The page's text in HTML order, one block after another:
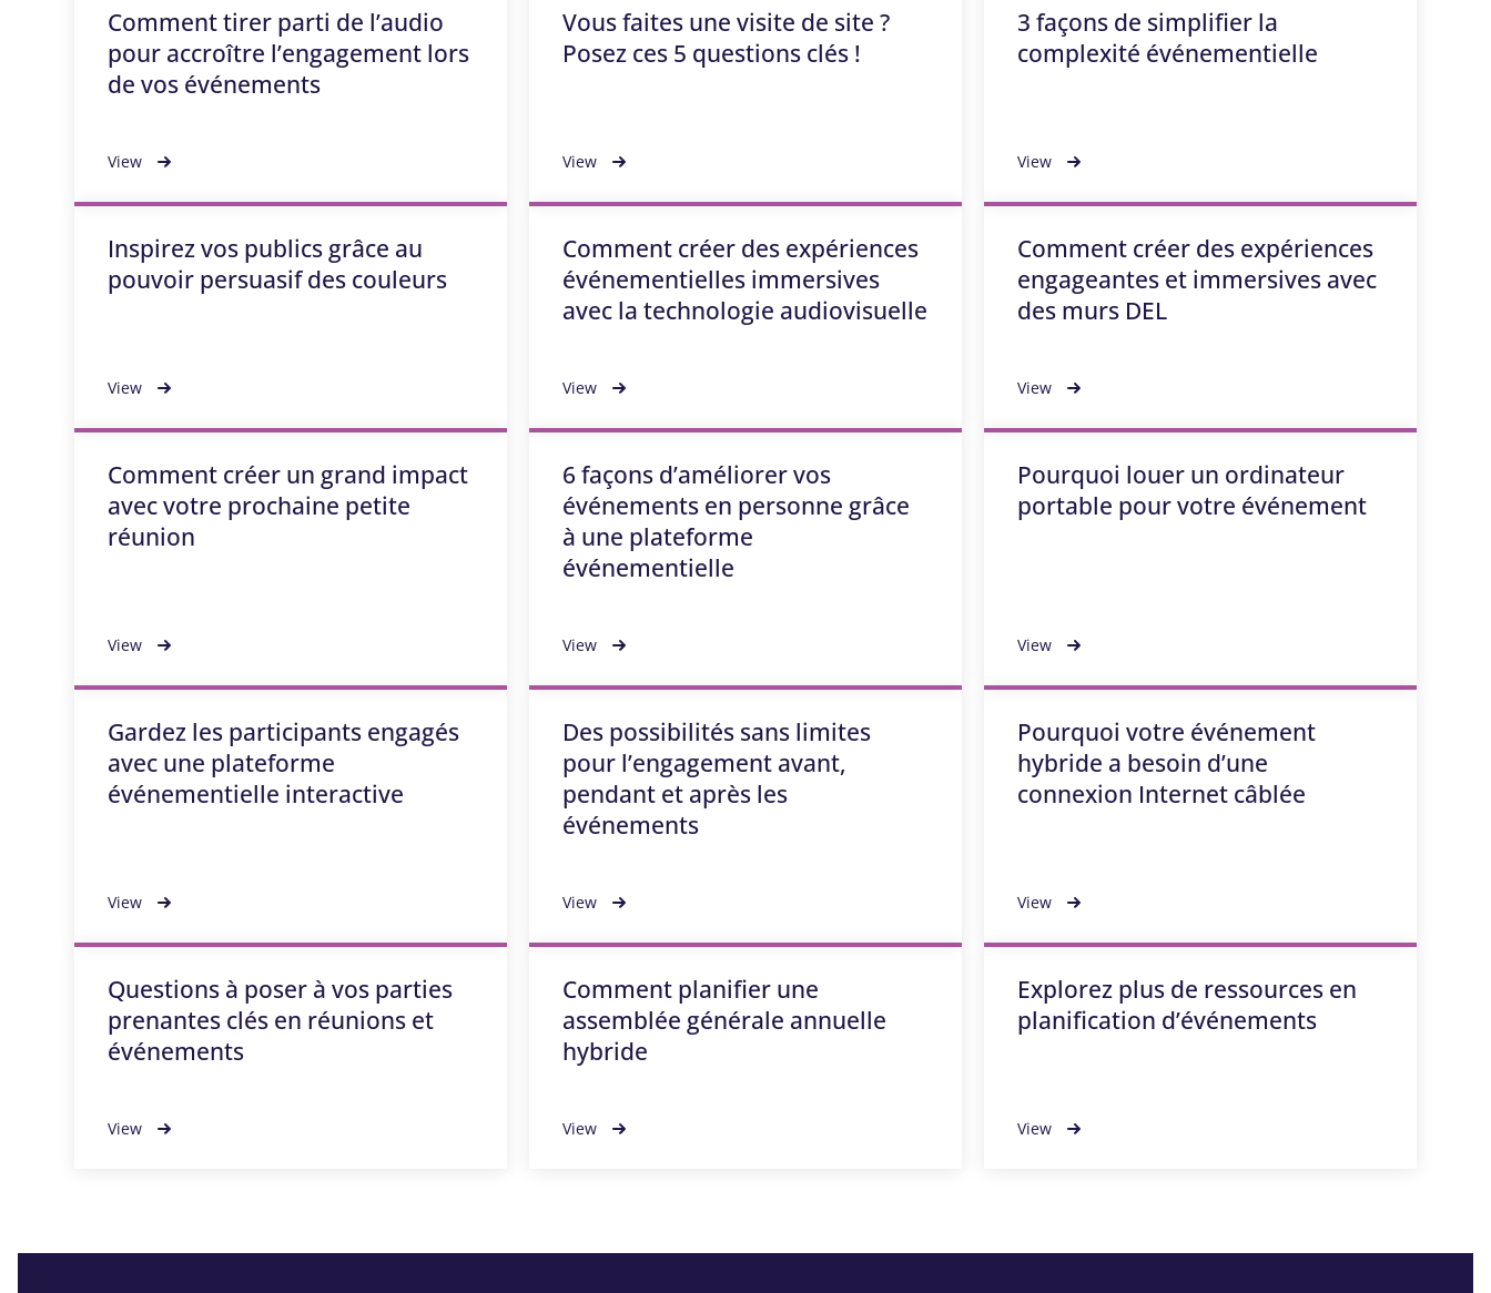
Comment tirer parti de l’audio
pour accroître l’engagement lors
de vos événements
View
Vous faites une visite de site ?
Posez ces 5 questions clés !
View
3 façons de simplifier la
complexité événementielle
View
Inspirez vos publics grâce au
pouvoir persuasif des couleurs
View
Comment créer des expériences
événementielles immersives
avec la technologie audiovisuelle
View
Comment créer des expériences
engageantes et immersives avec
des murs DEL
View
Comment créer un grand impact
avec votre prochaine petite
réunion
View
6 façons d’améliorer vos
événements en personne grâce
à une plateforme
événementielle
View
Pourquoi louer un ordinateur
portable pour votre événement
View
Gardez les participants engagés
avec une plateforme
événementielle interactive
View
Des possibilités sans limites
pour l’engagement avant,
pendant et après les
événements
View
Pourquoi votre événement
hybride a besoin d’une
connexion Internet câblée
View
Questions à poser à vos parties
prenantes clés en réunions et
événements
View
Comment planifier une
assemblée générale annuelle
hybride
View
Explorez plus de ressources en
planification d’événements
View